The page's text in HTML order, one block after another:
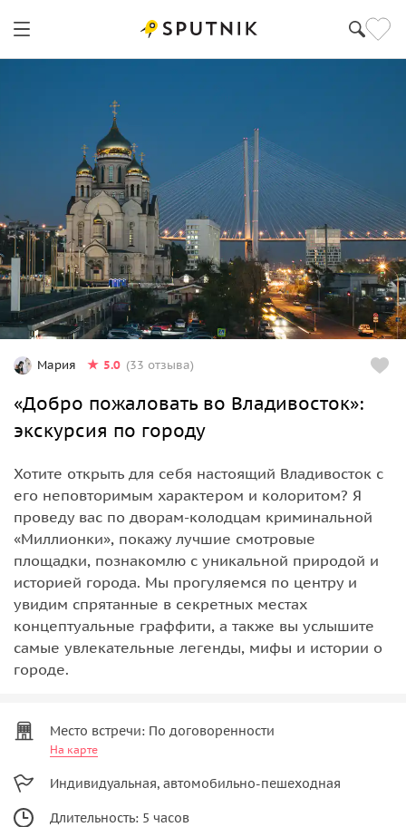
Мария 5.0 (33 отзыва)
«Добро пожаловать во Владивосток»:
экскурсия по городу
Хотите открыть для себя настоящий Владивосток с
его неповторимым характером и колоритом? Я
проведу вас по дворам-колодцам криминальной
«Миллионки», покажу лучшие смотровые
площадки, познакомлю с уникальной природой и
историей города. Мы прогуляемся по центру и
увидим спрятанные в секретных местах
концептуальные граффити, а также вы услышите
самые увлекательные легенды, мифы и истории о
городе.
Место встречи: По договоренности
На карте
Индивидуальная, автомобильно-пешеходная
Длительность: 5 часов